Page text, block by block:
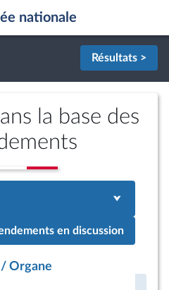
nationale
Résultats >
la base des
en discussion
Organe